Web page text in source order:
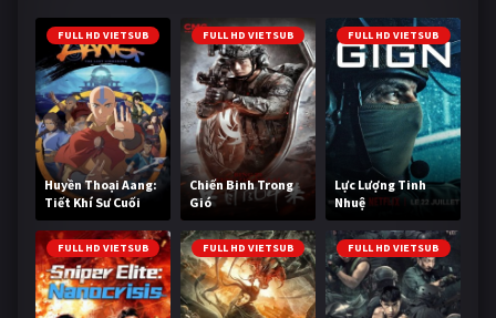
FULL HD VIETSUB
Huyền Thoại Aang:
Tiết Khí Sư Cuối
Cùng
FULL HD VIETSUB
Chiến Binh Trong
Gió
FULL HD VIETSUB
Lực Lượng Tinh
Nhuệ
FULL HD VIETSUB FULL HD VIETSUB FULL HD VIETSUB